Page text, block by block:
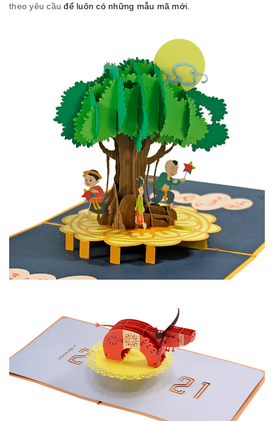
theo yêu cầu để luôn có những mẫu mã mới.